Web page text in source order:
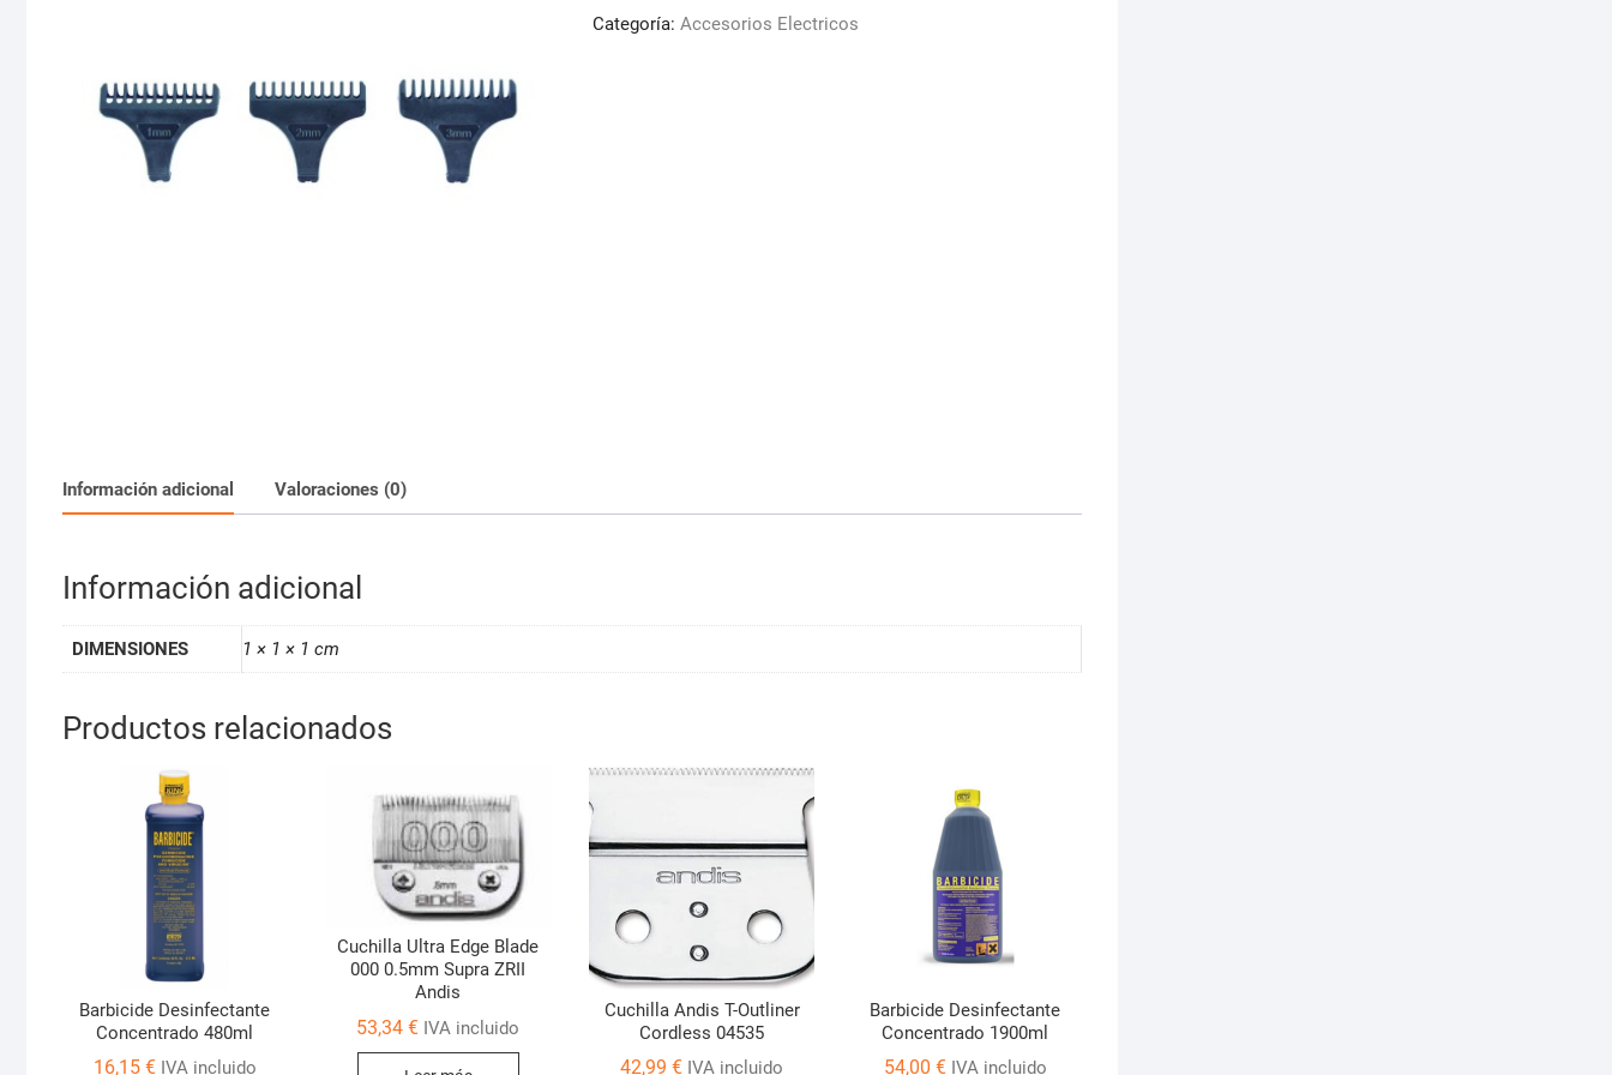
Detail
Categoría: Accesorios Electricos
Información adicional Valoraciones (0)
Información adicional
DIMENSIONES 1 × 1 × 1 cm
Productos relacionados
Barbicide Desinfectante
Concentrado 480ml
16,15 € IVA incluido
Cuchilla Ultra Edge Blade
000 0.5mm Supra ZRII
Andis
53,34€ IVA incluido
Cuchilla Andis T-Outliner
Cordless 04535
42,99€ IVA incluido
Barbicide Desinfectante
Concentrado 1900ml
54,00 € IVA incluido